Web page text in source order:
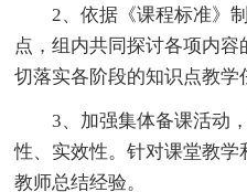
2、依据《课程标准》制
点，组内共同探讨各项内
切落实各阶段的知识点教学
3、加强集体备课活动，
性、实效性。针对课堂教
教师总结经验。